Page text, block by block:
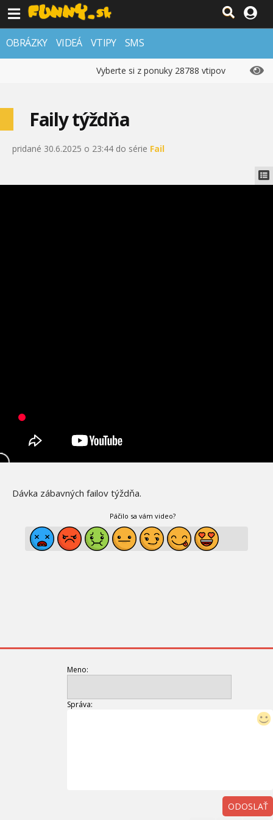
OBRÁZKY VIDEÁ VTIPY SMS
Vyberte si z ponuky 28788 vtipov
Faily týždňa
pridané 30.6.2025 o 23:44 do série Fail
Dávka zábavných failov týždňa.
Páčilo sa vám video?
Meno:
Správa:
ODOSLAŤ